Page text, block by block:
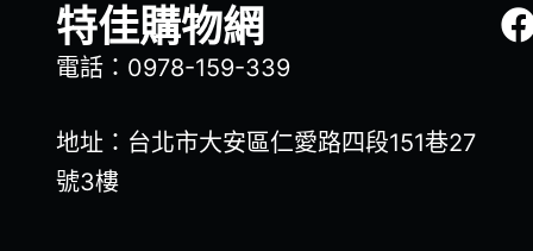
特佳購物網
電話：0978-159-339
地址：台北市大安區仁愛路四段151巷27
號3樓